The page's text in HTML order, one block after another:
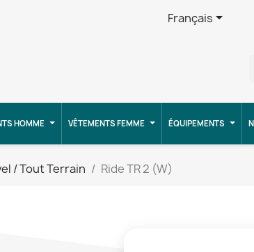
Français
HOMME VÊTEMENTS FEMME ÉQUIPEMENTS
/ Tout Terrain Ride TR 2 (W)